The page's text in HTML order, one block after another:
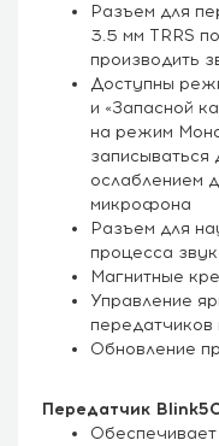
Разъем для
3.5 мм TRRS
производить
Доступны
и «Запасной
на режим
записываться
ослаблением
микрофона
Разъем для
процесса
Магнитные
Управление
передатчиков
Обновление
Передатчик